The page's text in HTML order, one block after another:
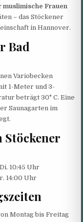
muslimische Frauen
– das Stöckener
in Hannover.
Bad
Variobecken
1-Meter und 3-
beträgt 30° C. Eine
Saunagarten im
10:45 Uhr
14:00 Uhr
Montag bis Freitag